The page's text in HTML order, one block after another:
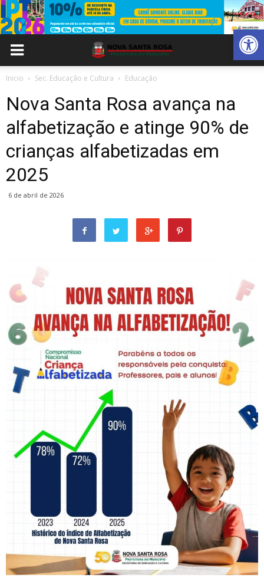
Abrir
Inicio Sec. Educação e Cultura Educação
Nova Santa Rosa avança na
alfabetização e atinge 90% de
crianças alfabetizadas em
2025
6 de abril de 2026